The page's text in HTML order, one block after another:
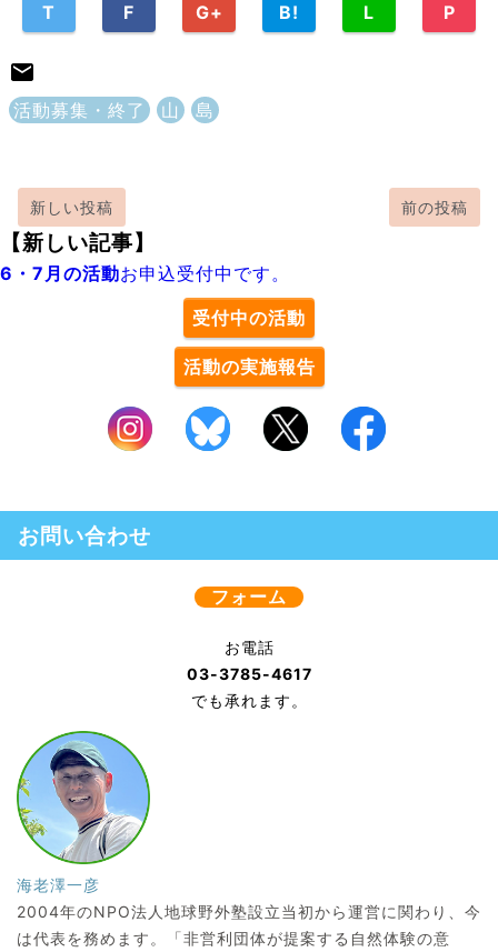
T F G+ B! L P
活動募集・終了 山 島
新しい投稿 前の投稿
【新しい記事】
6・7月の活動お申込受付中です。
受付中の活動
活動の実施報告
お問い合わせ
フォーム
お電話
03-3785-4617
でも承れます。
海老澤一彦
2004年のNPO法人地球野外塾設立当初から運営に関わり、今
は代表を務めます。「非営利団体が提案する自然体験の意